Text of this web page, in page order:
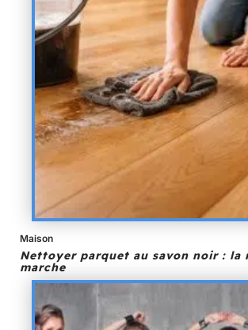
Maison
Nettoyer parquet au savon noir : la
marche